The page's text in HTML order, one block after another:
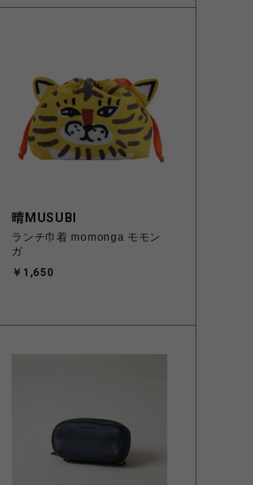
晴MUSUBI
ランチ巾着 momonga モモン
ガ
￥1,650